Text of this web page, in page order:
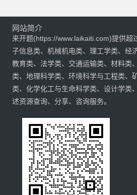
网站简介
来开题(https://www.laikaiti.com)提供超
子信息类、机械机电类、理工学类、经
教育类、法学类、交通运输类、材料类
类、地理科学类、环境科学与工程类、
类、化学化工与生命科学类、设计学类
述资源查询、分享、咨询服务。